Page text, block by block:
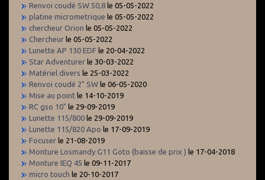
Renvoi coudé SW 50,8 le 05-05-2022
platine micrometrique le 05-05-2022
chercheur Orion le 05-05-2022
Chercheur le 05-05-2022
Lunette AP 130 EDF le 20-04-2022
Star Adventurer le 30-03-2022
Matériel divers le 25-03-2022
Renvoi coudé 2" SW le 06-05-2020
Mise au point le 14-10-2019
RC gso 10" le 29-09-2019
Lunette 115/800 le 29-09-2019
Lunette 115/820 Apo le 17-09-2019
Focuser le 21-08-2019
Monture Losmandy G11 Goto (baisse de prix ) le 17-04-2018
Monture IEQ 45 le 09-11-2017
micro touch le 20-10-2017